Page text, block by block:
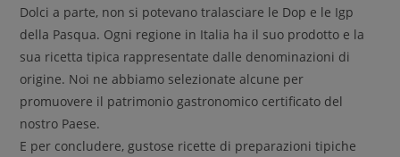
Dolci a parte, non si potevano tralasciare le Dop e le Igp
della Pasqua. Ogni regione in Italia ha il suo prodotto e la
sua ricetta tipica rappresentate dalle denominazioni di
origine. Noi ne abbiamo selezionate alcune per
promuovere il patrimonio gastronomico certificato del
nostro Paese.
E per concludere, gustose ricette di preparazioni tipiche